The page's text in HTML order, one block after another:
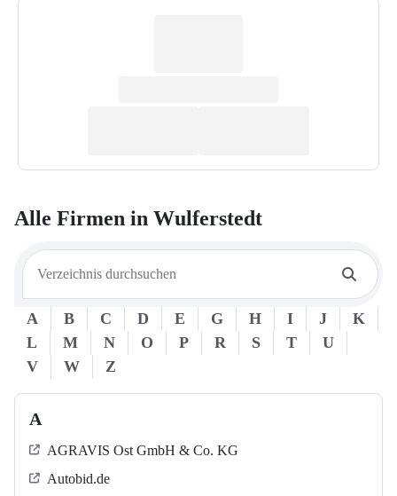
Alle Firmen in Wulferstedt
A B C D E G H I J
K
L
M N O P R S T
U
V
W Z
A
AGRAVIS Ost GmbH & Co. KG
Autobid.de